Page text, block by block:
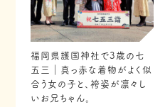
福岡県護国神社で3歳の七
五三｜真っ赤な着物がよく似
合う女の子と、袴姿が凛々し
いお兄ちゃん。